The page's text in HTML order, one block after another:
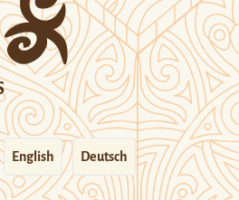
English Deutsch